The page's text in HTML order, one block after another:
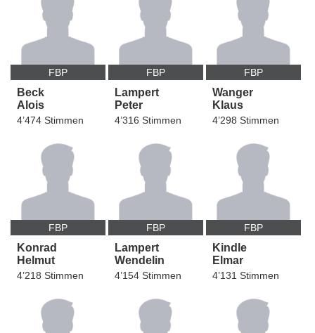
FBP
Beck
Alois
4’474 Stimmen
FBP
Lampert
Peter
4’316 Stimmen
FBP
Wanger
Klaus
4’298 Stimmen
FBP
Konrad
Helmut
4’218 Stimmen
FBP
Lampert
Wendelin
4’154 Stimmen
FBP
Kindle
Elmar
4’131 Stimmen